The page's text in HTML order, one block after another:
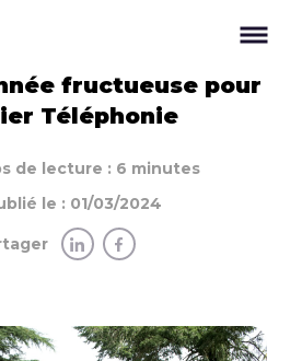
fructueuse pour
Téléphonie
de lecture : 6 minutes
le : 01/03/2024